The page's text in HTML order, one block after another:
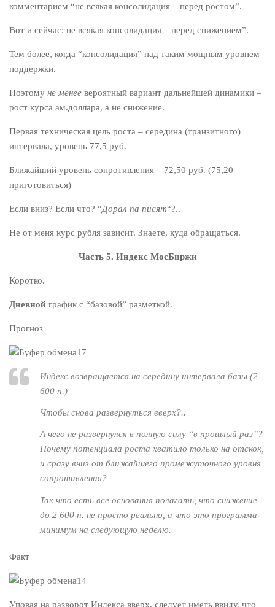
комментарием “не всякая консолидация – перед ростом”.
Вот и сейчас: не всякая консолидация – перед снижением”.
Тем более, когда “консолидация” над таким мощным уровнем
поддержки.
Поэтому не менее вероятный вариант дальнейшей динамики –
рост курса ам.доллара, а не снижение.
Первая техническая цель роста – середина (транзитного)
интервала, уровень 77,5 руб.
Ближайший уровень сопротивления – 72,50 руб. (75,20
приготовиться)
Если вниз? Если что? “Дорал па писят“?..
Не от меня курс рубля зависит. Знаете, куда обращаться.
Часть 5. Индекс МосБиржи
Коротко.
Дневной график с “базовой” разметкой.
Прогноз
Индекс возвращается на середину интервала базы (2
600 п.)
Чтобы снова развернуться вверх?..
А чего не развернулся в полную силу “в прошлый раз”?
Почему потенциала роста хватило только на отскок,
и сразу вниз от ближайшего промежуточного уровня
сопротивления?
Так что есть все основания полагать, что снижение
до 2 600 п. не просто реально, а что это программа-
минимум на следующую неделю.
Факт
Уповая на разворот Индекса вверх, следует иметь ввиду, что